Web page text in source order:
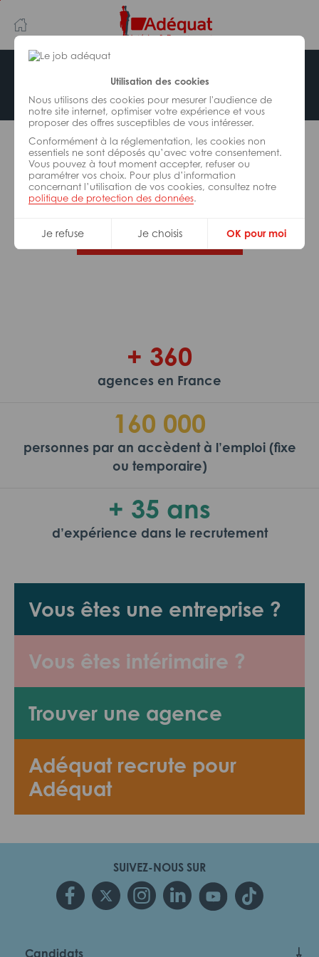
Utilisation des cookies
Nous utilisons des cookies pour mesurer l'audience de
notre site internet, optimiser votre expérience et vous
proposer des offres susceptibles de vous intéresser.
Conformément à la réglementation, les cookies non
essentiels ne sont déposés qu’avec votre consentement.
Vous pouvez à tout moment accepter, refuser ou
paramétrer vos choix. Pour plus d’information
concernant l’utilisation de vos cookies, consultez notre
politique de protection des données.
Je refuse Je choisis OK pour moi
au
contenu
principal
navigation
Offre indisponible
L’offre d’emploi que vous tentez de consulter n’est
plus disponible.
De nombreuses autres missions peuvent vous
correspondre, consultez toutes nos offres.
Trouvez votre job Adéquat !
Vous êtes une entreprise ?
Vous êtes intérimaire ?
Trouver une agence
Adéquat recrute pour
Adéquat
+ 360
agences en France
160 000
personnes par an accèdent à l’emploi (fixe
ou temporaire)
+ 35 ans
d’expérience dans le recrutement
SUIVEZ-NOUS SUR
Candidats